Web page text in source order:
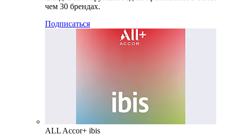
чем 30 брендах.
Подписаться
ALL Accor+ ibis